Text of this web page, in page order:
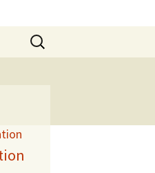
Rechercher :